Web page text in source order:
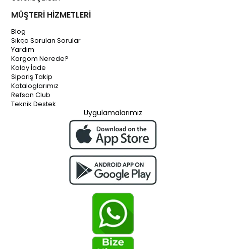
MÜŞTERİ HİZMETLERİ
Blog
Sıkça Sorulan Sorular
Yardım
Kargom Nerede?
Kolay İade
Sipariş Takip
Kataloglarımız
Refsan Club
Teknik Destek
Uygulamalarımız